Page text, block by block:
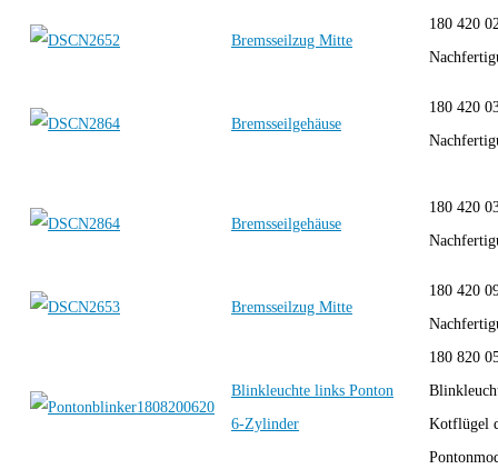
Bremsseilzug Mitte
180 420
Bremsseilgehäuse
180 420
Bremsseilgehäuse
180 420
Bremsseilzug Mitte
180 420
Blinkleuchte links Ponton
6-Zylinder
180 820
Kotflügel